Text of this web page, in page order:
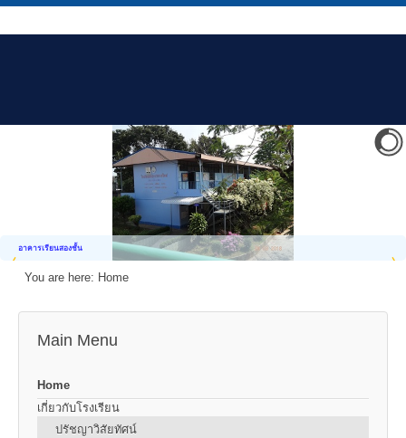
อาคารเรียนสองชั้น
You are here: Home
Main Menu
Home
เกี่ยวกับโรงเรียน
ปรัชญาวิสัยทัศน์